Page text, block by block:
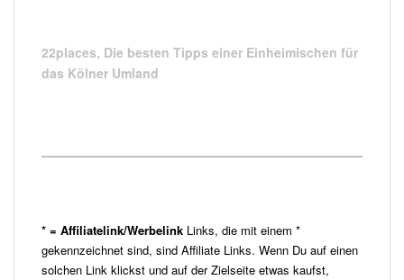
22places, Die besten Tipps einer Einheimischen für
das Kölner Umland
* = Affiliatelink/Werbelink Links, die mit einem *
gekennzeichnet sind, sind Affiliate Links. Wenn Du auf einen
solchen Link klickst und auf der Zielseite etwas kaufst,